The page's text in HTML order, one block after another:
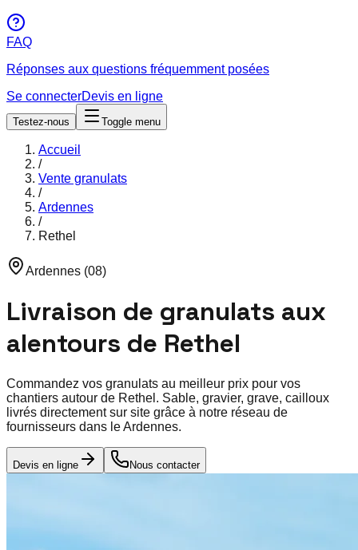
FAQ
Réponses aux questions fréquemment posées
Se connecterDevis en ligne
Testez-nous Toggle menu
Accueil
/
Vente granulats
/
Ardennes
/
Rethel
Ardennes (08)
Livraison de granulats aux
alentours de Rethel
Commandez vos granulats au meilleur prix pour vos
chantiers autour de Rethel . Sable, gravier, grave, cailloux
livrés directement sur site grâce à notre réseau de
fournisseurs dans leArdennes.
Devis en ligne Nous contacter